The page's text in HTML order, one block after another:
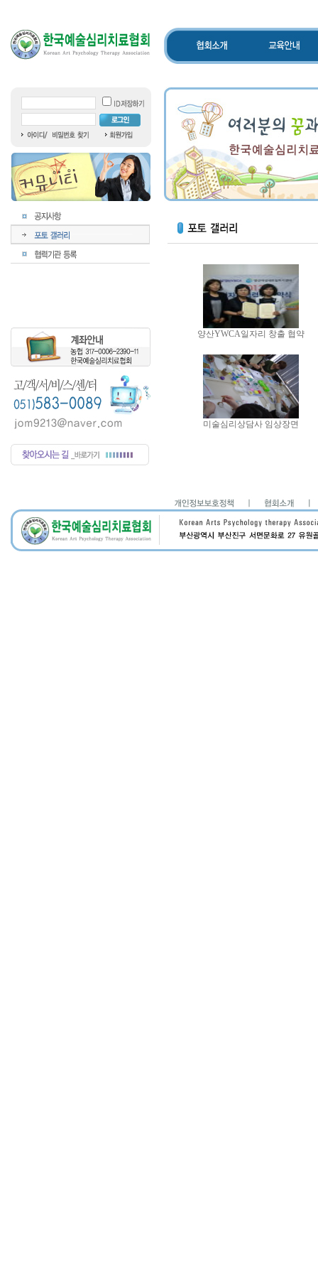
양산YWCA일자리 창출 협약
미술심리상담사 임상장면